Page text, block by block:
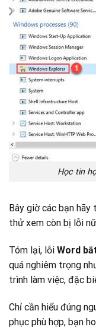
Học tin
Bây giờ các bạn
thử xem còn bị lỗi
Tóm lại, lỗi Word
quá nghiêm trọng
trình làm việc, đặc
Chỉ cần hiểu đúng
phục phù hợp, bạn